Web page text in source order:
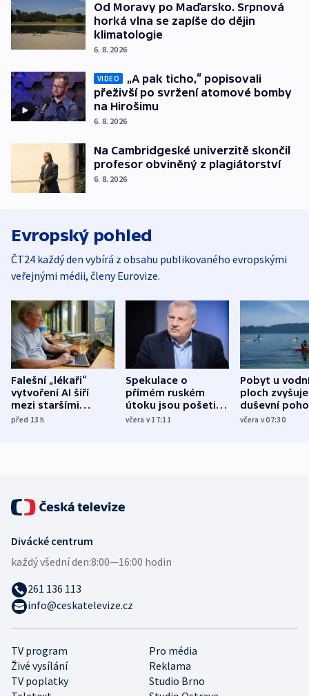
Od Moravy po Maďarsko. Srpnová
horká vlna se zapíše do dějin
klimatologie
6. 8. 2026
VIDEO
„A pak ticho,“ popisovali
přeživší po svržení atomové bomby
na Hirošimu
6. 8. 2026
Na Cambridgeské univerzitě skončil
profesor obviněný z plagiátorství
6. 8. 2026
Evropský pohled
ČT24 každý den vybírá z obsahu publikovaného evropskými
veřejnými médii, členy Eurovize.
Falešní „lékaři“
vytvoření AI šíří
mezi staršími
Poláky nebezpečné
před 13h
Spekulace o
přímém ruském
útoku jsou pošetilé,
míní estonský
včera v 17:11
Pobyt u
ploch zvyšuje
duševní
ukázala
včera v 07:30
TV program
Pro média
Živé vysílání
Reklama
TV poplatky
Studio Brno
Divácké centrum
každý všední den:8:00—16:00 hodin
261 136 113
info@ceskatelevize.cz